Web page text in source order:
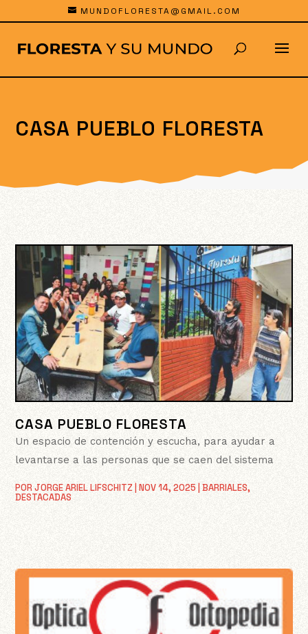
MUNDOFLORESTA@GMAIL.COM
CASA PUEBLO FLORESTA
CASA PUEBLO FLORESTA
PORJORGE ARIEL LIFSCHITZ |NOV 14, 2025 |BARRIALES,
DESTACADAS
Un espacio de contención y escucha, para ayudar a
levantarse a las personas que se caen del sistema